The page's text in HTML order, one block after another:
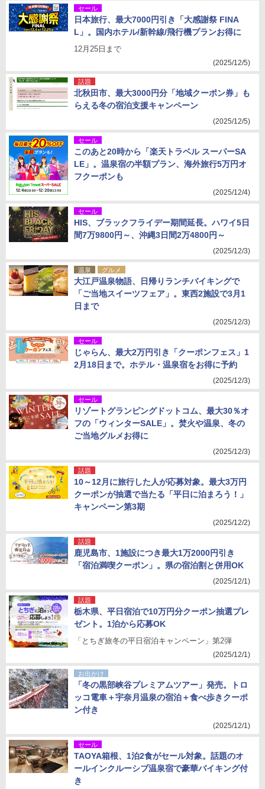
セール
日本旅行、最大7000円引き「大感謝祭 FINA
L」。国内ホテル/新幹線/飛行機プランお得に
12月25日まで
(2025/12/5)
話題
北秋田市、最大3000円分「地域クーポン券」も
らえる冬の宿泊支援キャンペーン
(2025/12/5)
セール
このあと20時から「楽天トラベル スーパーSA
LE」。温泉宿の半額プラン、海外旅行5万円オ
フクーポンも
(2025/12/4)
セール
HIS、ブラックフライデー期間延長。ハワイ5日
間7万9800円～、沖縄3日間2万4800円～
(2025/12/3)
温泉 グルメ
大江戸温泉物語、日帰りランチバイキングで
「ご当地スイーツフェア」。東西2施設で3月1
日まで
(2025/12/3)
セール
じゃらん、最大2万円引き「クーポンフェス」1
2月18日まで。ホテル・温泉宿をお得に予約
(2025/12/3)
セール
リゾートグランピングドットコム、最大30％オ
フの「ウィンターSALE」。焚火や温泉、冬の
ご当地グルメお得に
(2025/12/3)
話題
10～12月に旅行した人が応募対象。最大3万円
クーポンが抽選で当たる「平日に泊まろう！」
キャンペーン第3期
(2025/12/2)
話題
鹿児島市、1施設につき最大1万2000円引き
「宿泊満喫クーポン」。県の宿泊割と併用OK
(2025/12/1)
話題
栃木県、平日宿泊で10万円分クーポン抽選プレ
ゼント。1泊から応募OK
「とちぎ旅冬の平日宿泊キャンペーン」第2弾
(2025/12/1)
お出かけ
「冬の黒部峡谷プレミアムツアー」発売。トロ
ッコ電車＋宇奈月温泉の宿泊＋食べ歩きクーポ
ン付き
(2025/12/1)
セール
TAOYA箱根、1泊2食がセール対象。話題のオ
ールインクルーシブ温泉宿で豪華バイキング付
き